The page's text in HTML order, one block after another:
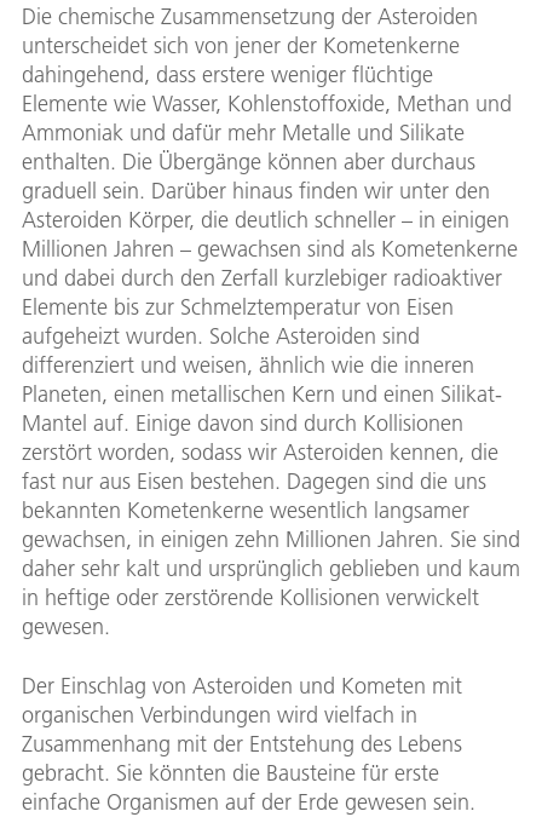
Die chemische Zusammensetzung der Asteroiden
unterscheidet sich von jener der Kometenkerne
dahingehend, dass erstere weniger flüchtige
Elemente wie Wasser, Kohlenstoffoxide, Methan und
Ammoniak und dafür mehr Metalle und Silikate
enthalten. Die Übergänge können aber durchaus
graduell sein. Darüber hinaus finden wir unter den
Asteroiden Körper, die deutlich schneller – in einigen
Millionen Jahren – gewachsen sind als Kometenkerne
und dabei durch den Zerfall kurzlebiger radioaktiver
Elemente bis zur Schmelztemperatur von Eisen
aufgeheizt wurden. Solche Asteroiden sind
differenziert und weisen, ähnlich wie die inneren
Planeten, einen metallischen Kern und einen Silikat-
Mantel auf. Einige davon sind durch Kollisionen
zerstört worden, sodass wir Asteroiden kennen, die
fast nur aus Eisen bestehen. Dagegen sind die uns
bekannten Kometenkerne wesentlich langsamer
gewachsen, in einigen zehn Millionen Jahren. Sie sind
daher sehr kalt und ursprünglich geblieben und kaum
in heftige oder zerstörende Kollisionen verwickelt
gewesen.
Der Einschlag von Asteroiden und Kometen mit
organischen Verbindungen wird vielfach in
Zusammenhang mit der Entstehung des Lebens
gebracht. Sie könnten die Bausteine für erste
einfache Organismen auf der Erde gewesen sein.